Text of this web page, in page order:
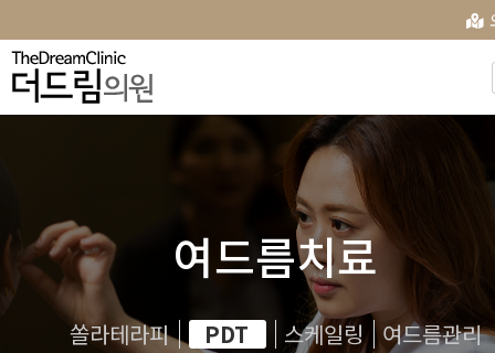
여드름치료
쏠라테라피 PDT 스케일링 여드름관리